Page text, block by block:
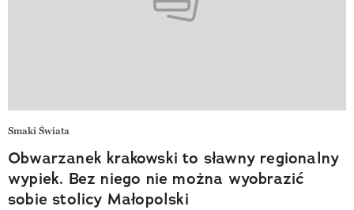
Smaki Świata
Obwarzanek krakowski to sławny regionalny
wypiek. Bez niego nie można wyobrazić
sobie stolicy Małopolski